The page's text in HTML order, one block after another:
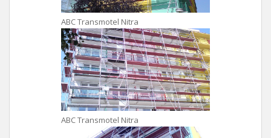
ABC Transmotel Nitra
ABC Transmotel Nitra